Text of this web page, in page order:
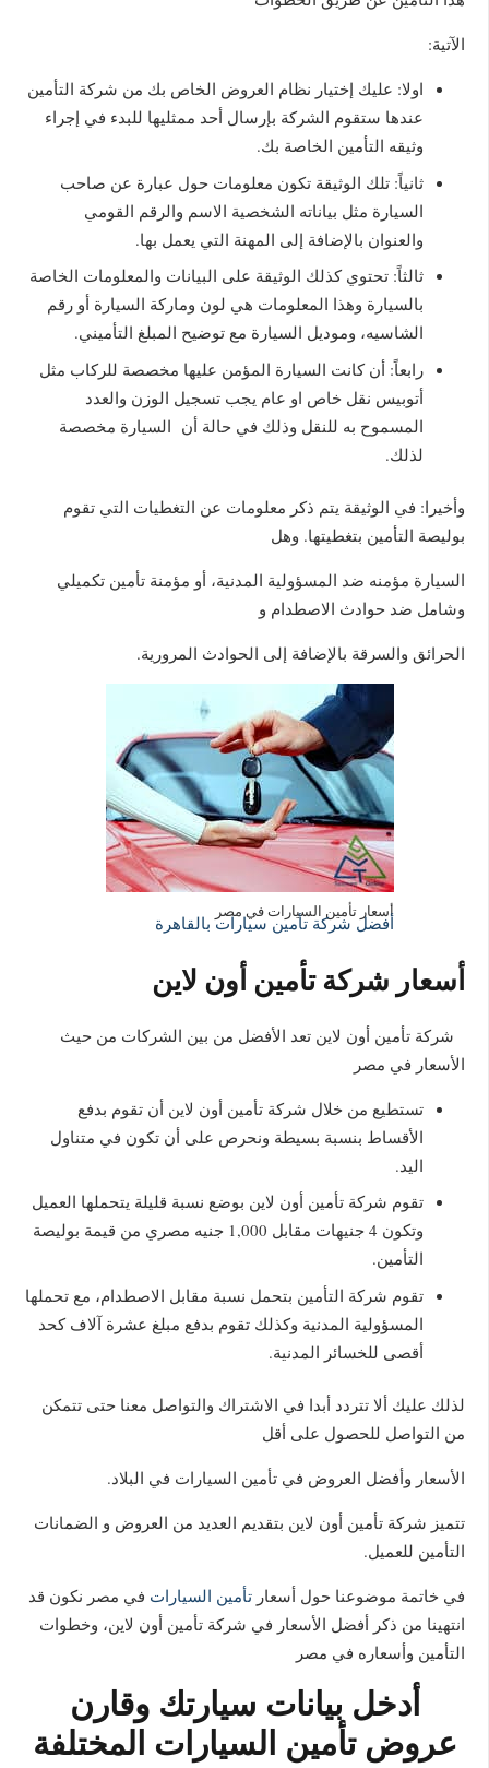
الآتية:
اولا: عليك إختيار نظام العروض الخاص بك من شركة التأمين
عندها ستقوم الشركة بإرسال أحد ممثليها للبدء في إجراء
وثيقه التأمين الخاصة بك.
ثانياً: تلك الوثيقة تكون معلومات حول عبارة عن صاحب
السيارة مثل بياناته الشخصية الاسم والرقم القومي
والعنوان بالإضافة إلى المهنة التي يعمل بها.
ثالثاً: تحتوي كذلك الوثيقة على البيانات والمعلومات الخاصة
بالسيارة وهذا المعلومات هي لون وماركة السيارة أو رقم
الشاسيه، وموديل السيارة مع توضيح المبلغ التأميني.
رابعاً: أن كانت السيارة المؤمن عليها مخصصة للركاب مثل
أتوبيس نقل خاص او عام يجب تسجيل الوزن والعدد
المسموح به للنقل وذلك في حالة أن السيارة مخصصة
لذلك.
وأخيرا: في الوثيقة يتم ذكر معلومات عن التغطيات التي تقوم
بوليصة التأمين بتغطيتها. وهل
السيارة مؤمنه ضد المسؤولية المدنية، أو مؤمنة تأمين تكميلي
وشامل ضد حوادث الاصطدام و
الحرائق والسرقة بالإضافة إلى الحوادث المرورية.
أسعار تأمين السيارات في مصر
أفضل شركة تأمين سيارات بالقاهرة
أسعار شركة تأمين أون لاين
شركة تأمين أون لاين تعد الأفضل من بين الشركات من حيث
الأسعار في مصر
تستطيع من خلال شركة تأمين أون لاين أن تقوم بدفع
الأقساط بنسبة بسيطة ونحرص على أن تكون في متناول
اليد.
تقوم شركة تأمين أون لاين بوضع نسبة قليلة يتحملها العميل
وتكون 4 جنيهات مقابل 1,000 جنيه مصري من قيمة بوليصة
التأمين.
تقوم شركة التأمين بتحمل نسبة مقابل الاصطدام، مع تحملها
المسؤولية المدنية وكذلك تقوم بدفع مبلغ عشرة آلاف كحد
أقصى للخسائر المدنية.
لذلك عليك ألا تتردد أبدا في الاشتراك والتواصل معنا حتى تتمكن
من التواصل للحصول على أقل
الأسعار وأفضل العروض في تأمين السيارات في البلاد.
تتميز شركة تأمين أون لاين بتقديم العديد من العروض و الضمانات
التأمين للعميل.
في خاتمة موضوعنا حول أسعارتأمين السيارات في مصر نكون قد
انتهينا من ذكر أفضل الأسعار في شركة تأمين أون لاين، وخطوات
التأمين وأسعاره في مصر
أدخل بيانات سيارتك وقارن
عروض تأمين السيارات المختلفة